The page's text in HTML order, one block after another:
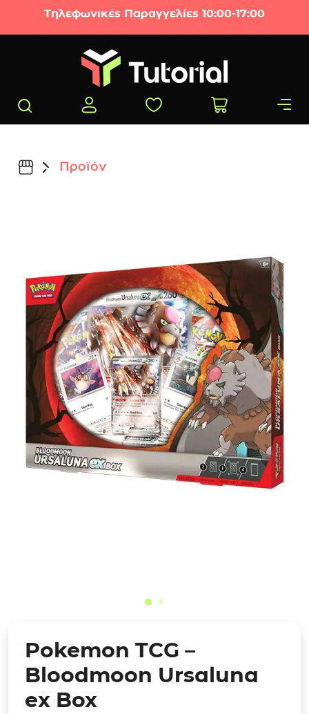
Μετάβαση στο περιεχόμενο
Τηλεφωνικές Παραγγελίες 10:00-17:00
Προϊόν
Pokemon TCG –
Bloodmoon Ursaluna
ex Box